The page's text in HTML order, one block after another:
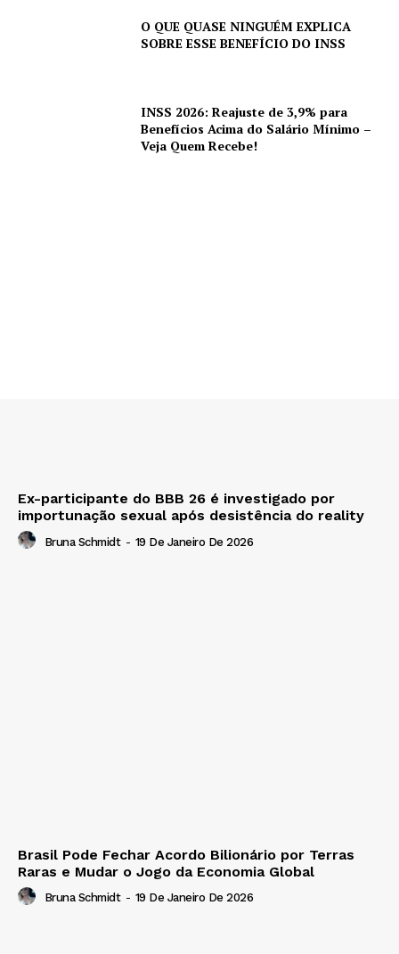
O QUE QUASE NINGUÉM EXPLICA
SOBRE ESSE BENEFÍCIO DO INSS
INSS 2026: Reajuste de 3,9% para
Benefícios Acima do Salário Mínimo –
Veja Quem Recebe!
Ex-participante do BBB 26 é investigado por
importunação sexual após desistência do reality
Bruna Schmidt - 19 De Janeiro De 2026
Brasil Pode Fechar Acordo Bilionário por Terras
Raras e Mudar o Jogo da Economia Global
Bruna Schmidt - 19 De Janeiro De 2026